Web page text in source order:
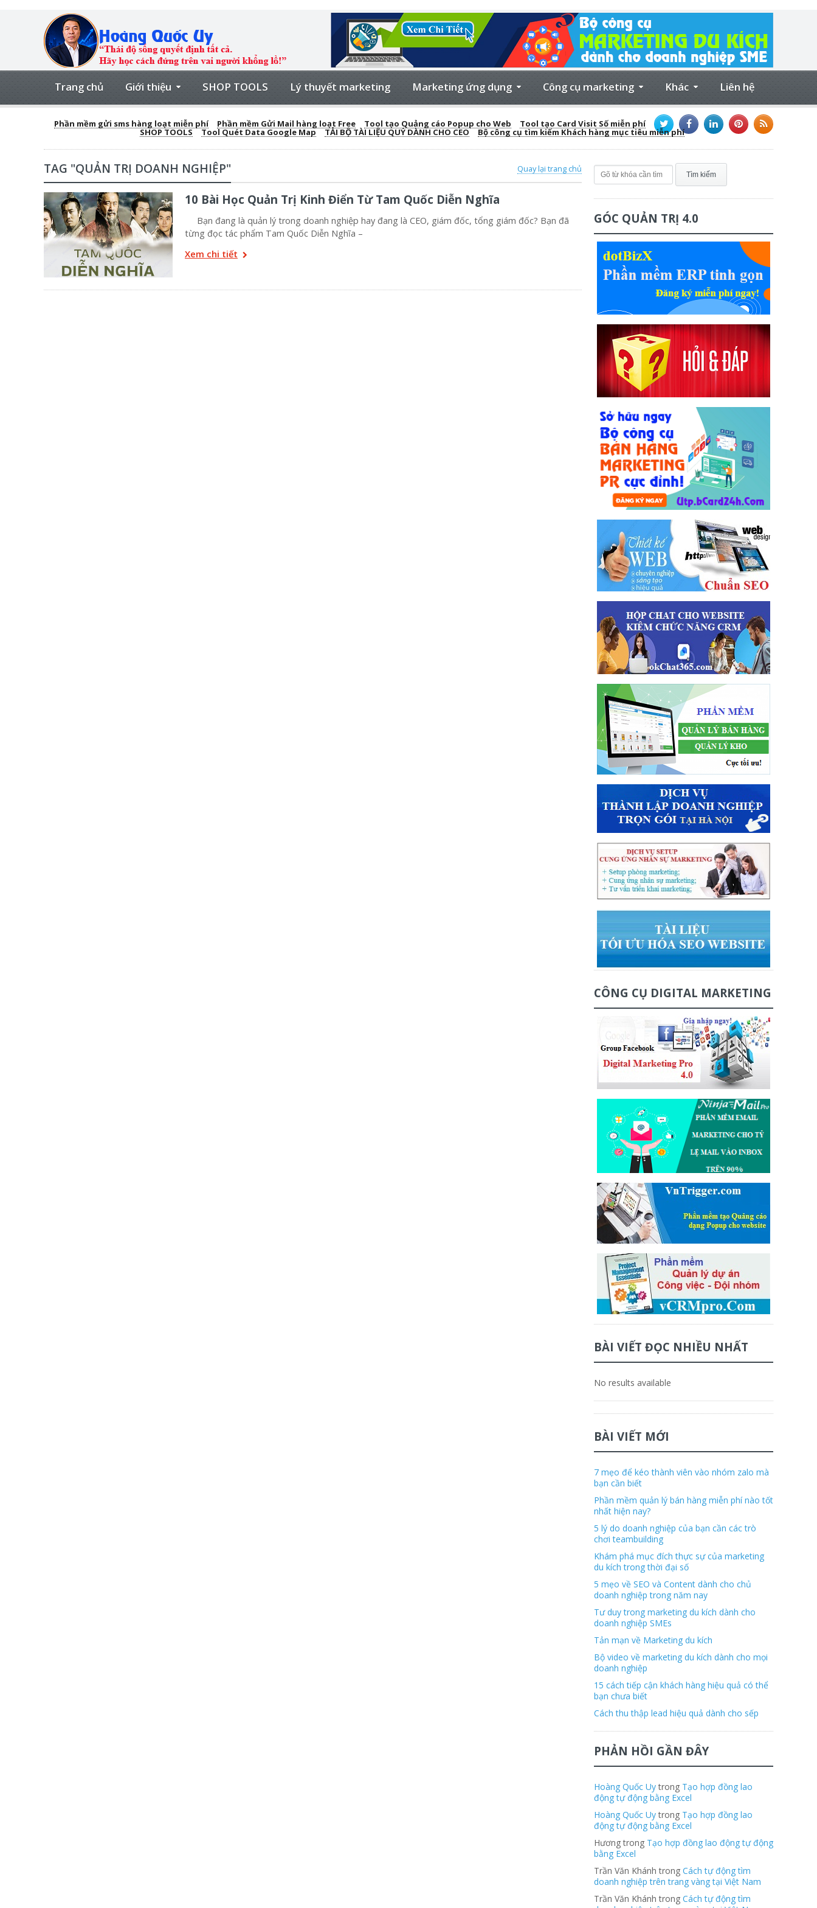
Trang chủ Giới thiệu SHOP TOOLS Lý thuyết marketing Marketing ứng dụng Công cụ marketing Khác Liên hệ
Phần mềm gửi sms hàng loạt miễn phí Phần mềm Gửi Mail hàng loạt Free Tool tạo Quảng cáo Popup cho Web Tool tạo Card Visit Số miễn phí
SHOP TOOLS Tool Quét Data Google Map TẢI BỘ TÀI LIỆU QUÝ DÀNH CHO CEO Bộ công cụ tìm kiếm Khách hàng mục tiêu miễn phí
Quay lại trang chủ
TAG "QUẢN TRỊ DOANH NGHIỆP"
10 Bài Học Quản Trị Kinh Điển Từ Tam Quốc Diễn Nghĩa
Bạn đang là quản lý trong doanh nghiệp hay đang là CEO, giám đốc, tổng giám đốc? Bạn đã
từng đọc tác phẩm Tam Quốc Diễn Nghĩa –
Xem chi tiết
GÓC QUẢN TRỊ 4.0
CÔNG CỤ DIGITAL MARKETING
BÀI VIẾT ĐỌC NHIỀU NHẤT
No results available
BÀI VIẾT MỚI
7 mẹo để kéo thành viên vào nhóm zalo mà
bạn cần biết
Phần mềm quản lý bán hàng miễn phí nào tốt
nhất hiện nay?
5 lý do doanh nghiệp của bạn cần các trò
chơi teambuilding
Khám phá mục đích thực sự của marketing
du kích trong thời đại số
5 mẹo về SEO và Content dành cho chủ
doanh nghiệp trong năm nay
Tư duy trong marketing du kích dành cho
doanh nghiệp SMEs
Tản mạn về Marketing du kích
Bộ video về marketing du kích dành cho mọi
doanh nghiệp
15 cách tiếp cận khách hàng hiệu quả có thể
bạn chưa biết
Cách thu thập lead hiệu quả dành cho sếp
PHẢN HỒI GẦN ĐÂY
Hoàng Quốc Uytrong Tạo hợp đồng lao
động tự động bằng Excel
Hoàng Quốc Uytrong Tạo hợp đồng lao
động tự động bằng Excel
Hương trong Tạo hợp đồng lao động tự động
bằng Excel
Trần Văn Khánh trong Cách tự động tìm
doanh nghiệp trên trang vàng tại Việt Nam
Trần Văn Khánh trong Cách tự động tìm